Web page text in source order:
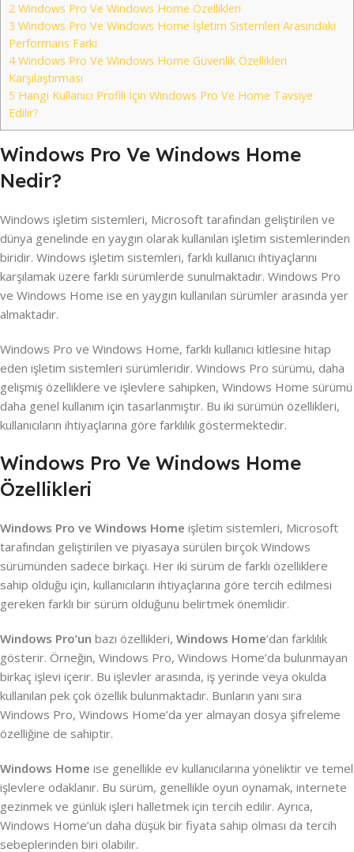
2 Windows Pro Ve Windows Home Özellikleri
3 Windows Pro Ve Windows Home İşletim Sistemleri Arasındaki
Performans Farkı
4Windows Pro Ve Windows Home Güvenlik Özellikleri
Karşılaştırması
5 Hangi Kullanıcı Profili İçin Windows Pro Ve Home Tavsiye
Edilir?
Windows Pro Ve Windows Home
Nedir?
Windows işletim sistemleri, Microsoft tarafından geliştirilen ve
dünya genelinde en yaygın olarak kullanılan işletim sistemlerinden
biridir. Windows işletim sistemleri, farklı kullanıcı ihtiyaçlarını
karşılamak üzere farklı sürümlerde sunulmaktadır. Windows Pro
ve Windows Home ise en yaygın kullanılan sürümler arasında yer
almaktadır.
Windows Pro ve Windows Home, farklı kullanıcı kitlesine hitap
eden işletim sistemleri sürümleridir. Windows Pro sürümü, daha
gelişmiş özelliklere ve işlevlere sahipken, Windows Home sürümü
daha genel kullanım için tasarlanmıştır. Bu iki sürümün özellikleri,
kullanıcıların ihtiyaçlarına göre farklılık göstermektedir.
Windows Pro Ve Windows Home
Özellikleri
Windows Pro ve Windows Home işletim sistemleri, Microsoft
tarafından geliştirilen ve piyasaya sürülen birçok Windows
sürümünden sadece birkaçı. Her iki sürüm de farklı özelliklere
sahip olduğu için, kullanıcıların ihtiyaçlarına göre tercih edilmesi
gereken farklı bir sürüm olduğunu belirtmek önemlidir.
Windows Pro’un bazı özellikleri, Windows Home‘dan farklılık
gösterir. Örneğin, Windows Pro, Windows Home’da bulunmayan
birkaç işlevi içerir. Bu işlevler arasında, iş yerinde veya okulda
kullanılan pek çok özellik bulunmaktadır. Bunların yanı sıra
Windows Pro, Windows Home’da yer almayan dosya şifreleme
özelliğine de sahiptir.
Windows Home ise genellikle ev kullanıcılarına yöneliktir ve temel
işlevlere odaklanır. Bu sürüm, genellikle oyun oynamak, internete
gezinmek ve günlük işleri halletmek için tercih edilir. Ayrıca,
Windows Home’un daha düşük bir fiyata sahip olması da tercih
sebeplerinden biri olabilir.